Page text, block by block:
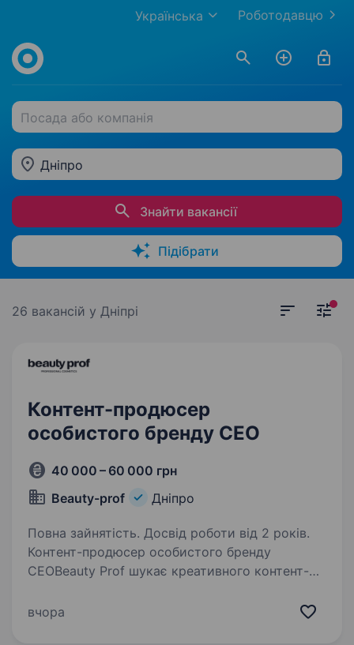
Роботодавцю
Українська
Посада або компанія
Дніпро
Знайти вакансії
Підібрати
26 вакансій у Дніпрі
Контент-продюсер
особистого бренду СЕО
40 000 – 60 000 грн
Beauty-prof
Дніпро
Повна зайнятість. Досвід роботи від 2 років.
Контент-продюсер особистого бренду
СЕОBeauty Prof шукає креативного контент-
особистий бренд власника компанії
вчора